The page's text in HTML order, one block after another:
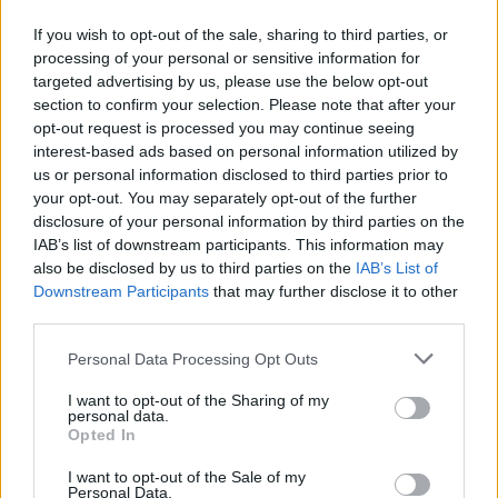
If you wish to opt-out of the sale, sharing to third parties, or
processing of your personal or sensitive information for
targeted advertising by us, please use the below opt-out
section to confirm your selection. Please note that after your
opt-out request is processed you may continue seeing
interest-based ads based on personal information utilized by
us or personal information disclosed to third parties prior to
your opt-out. You may separately opt-out of the further
disclosure of your personal information by third parties on the
IAB’s list of downstream participants. This information may
also be disclosed by us to third parties on the IAB’s List of
Downstream Participants that may further disclose it to other
Personal Data Processing Opt Outs
I want to opt-out of the Sharing of my
personal data.
Opted In
I want to opt-out of the Sale of my
Personal Data.
JOGOS 3D
JOGOS DE BATMAN
JOGOS DE TEMPORADA
KIZI JOGOS
JOGOS DE PIRATAS
JOGOS DE BOMBAS
JOGOS DE SUBMARINOS